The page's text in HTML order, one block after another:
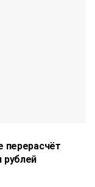
перерасчёт
рублей